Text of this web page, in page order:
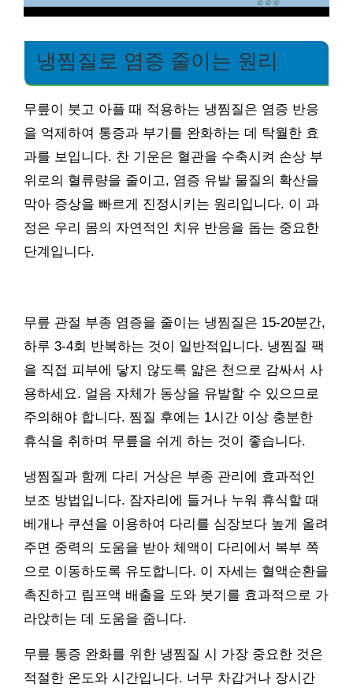
냉찜질로 염증 줄이는 원리
무릎이 붓고 아플 때 적용하는 냉찜질은 염증 반응
을 억제하여 통증과 부기를 완화하는 데 탁월한 효
과를 보입니다. 찬 기운은 혈관을 수축시켜 손상 부
위로의 혈류량을 줄이고, 염증 유발 물질의 확산을
막아 증상을 빠르게 진정시키는 원리입니다. 이 과
정은 우리 몸의 자연적인 치유 반응을 돕는 중요한
단계입니다.
무릎 관절 부종 염증을 줄이는 냉찜질은 15-20분간,
하루 3-4회 반복하는 것이 일반적입니다. 냉찜질 팩
을 직접 피부에 닿지 않도록 얇은 천으로 감싸서 사
용하세요. 얼음 자체가 동상을 유발할 수 있으므로
주의해야 합니다. 찜질 후에는 1시간 이상 충분한
휴식을 취하며 무릎을 쉬게 하는 것이 좋습니다.
냉찜질과 함께 다리 거상은 부종 관리에 효과적인
보조 방법입니다. 잠자리에 들거나 누워 휴식할 때
베개나 쿠션을 이용하여 다리를 심장보다 높게 올려
주면 중력의 도움을 받아 체액이 다리에서 복부 쪽
으로 이동하도록 유도합니다. 이 자세는 혈액순환을
촉진하고 림프액 배출을 도와 붓기를 효과적으로 가
라앉히는 데 도움을 줍니다.
무릎 통증 완화를 위한 냉찜질 시 가장 중요한 것은
적절한 온도와 시간입니다. 너무 차갑거나 장시간